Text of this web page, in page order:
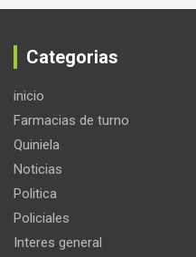
Categorias
inicio
Farmacias de turno
Quiniela
Noticias
Politica
Policiales
Interes general